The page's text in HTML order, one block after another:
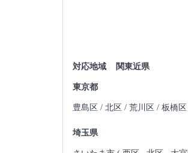
対応地域 関東近県
東京都
豊島区 / 北区 / 荒川区 / 板橋
埼玉県